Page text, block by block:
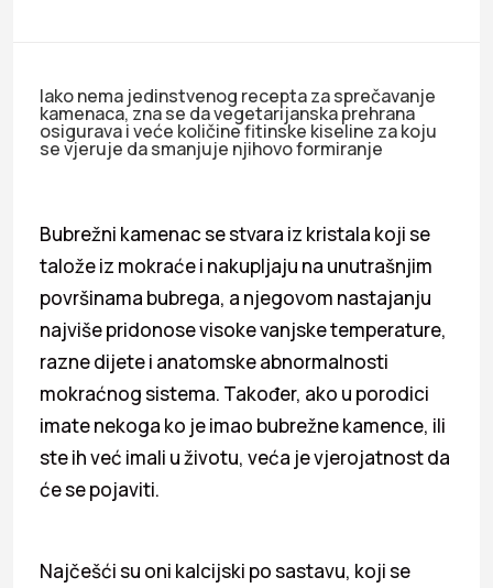
Iako nema jedinstvenog recepta za sprečavanje
kamenaca, zna se da vegetarijanska prehrana
osigurava i veće količine fitinske kiseline za koju
se vjeruje da smanjuje njihovo formiranje
Bubrežni kamenac se stvara iz kristala koji se
talože iz mokraće i nakupljaju na unutrašnjim
površinama bubrega, a njegovom nastajanju
najviše pridonose visoke vanjske temperature,
razne dijete i anatomske abnormalnosti
mokraćnog sistema. Također, ako u porodici
imate nekoga ko je imao bubrežne kamence, ili
ste ih već imali u životu, veća je vjerojatnost da
će se pojaviti.
Najčešći su oni kalcijski po sastavu, koji se